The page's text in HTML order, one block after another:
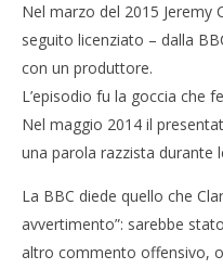
Nel marzo del 2015 Jeremy
seguito licenziato – dalla
con un produttore.
L’episodio fu la goccia che
Nel maggio 2014 il
una parola razzista durante
La BBC diede quello che
avvertimento”: sarebbe
altro commento offensivo,